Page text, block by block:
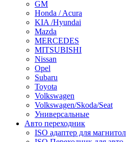
GM
Honda / Acura
KIA /Hyundai
Mazda
MERCEDES
MITSUBISHI
Nissan
Opel
Subaru
Toyota
Volkswagen
Volkswagen/Skoda/Seat
Универсальные
Авто переходник
ISO адаптер для магнитол